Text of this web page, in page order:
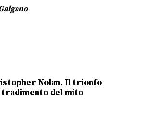
Nolan. Il trionfo
tradimento del mito